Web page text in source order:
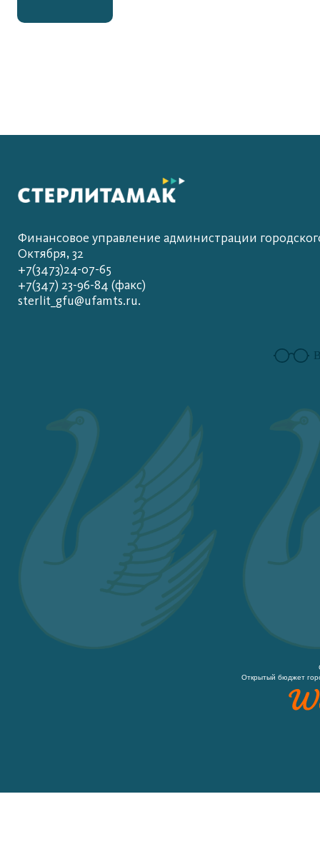
Финансовое управление администрации
Октября, 32
+7(3473)24-07-65
+7(347) 23-96-84 (факс)
sterlit_gfu@ufamts.ru.
Открытый бюджет